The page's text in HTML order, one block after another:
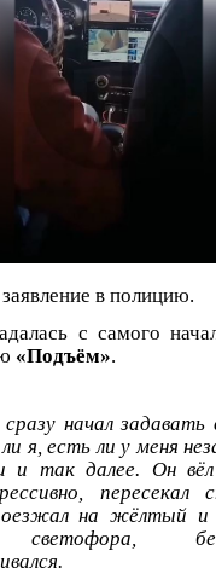
в полицию.
с самого
«Подъём».
начал задавать
я, есть ли у меня
и так далее. Он
пересекал
на жёлтый и
светофора,